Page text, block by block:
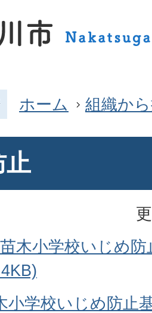
ホーム 組織か
止
木小学校いじめ
小学校いじめ防止